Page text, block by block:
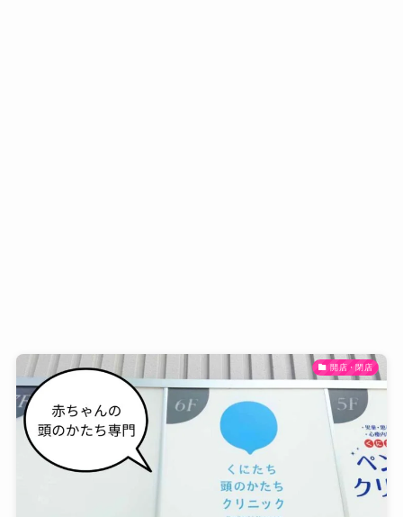
開店・閉店